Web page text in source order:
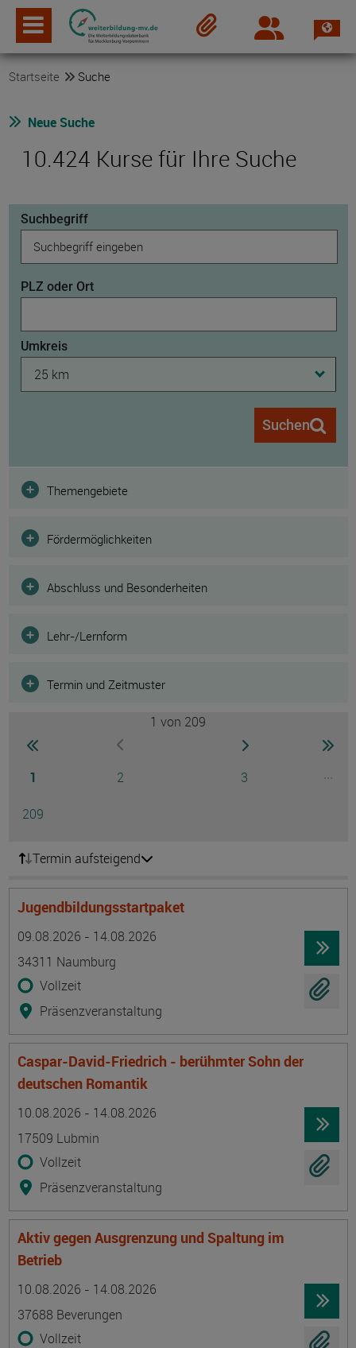
Login
Startseite Suche
Neue Suche
10.424 Kurse für Ihre Suche
Suchbegriff
PLZ oder Ort
Umkreis
25 km
Suchen
Filter
Themengebiete
Fördermöglichkeiten
Abschluss und Besonderheiten
Lehr-/Lernform
Termin und Zeitmuster
zur ersten Seite wechselnzur vorherigen Seite wechseln
Seite
1 Seite
2 Seite
3
...
Seite
209
Seite
1 von 209
zur nächsten Seite
zur
Termin aufsteigend
Jugendbildungsstartpaket
09.08.2026 - 14.08.2026
34311 Naumburg
Vollzeit
Präsenzveranstaltung
Caspar-David-Friedrich - berühmter Sohn der
deutschen Romantik
10.08.2026 - 14.08.2026
17509 Lubmin
Vollzeit
Präsenzveranstaltung
Aktiv gegen Ausgrenzung und Spaltung im
Betrieb
10.08.2026 - 14.08.2026
37688 Beverungen
Vollzeit